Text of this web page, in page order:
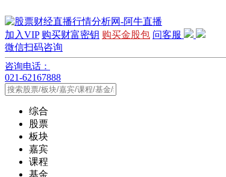
加入VIP 购买财富密钥 购买金股包 问客服
微信扫码咨询
咨询电话：
021-62167888
综合
股票
板块
嘉宾
课程
基金